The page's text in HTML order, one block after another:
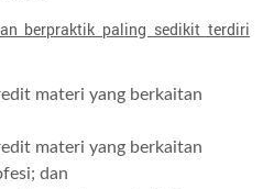
berpraktik paling sedikit terdiri
materi yang berkaitan
materi yang berkaitan
dan